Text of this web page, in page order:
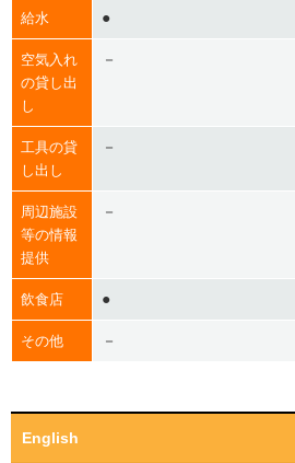
給水 ●
空気入れ
の貸し出
し
－
工具の貸
し出し
－
周辺施設
等の情報
提供
－
飲食店 ●
その他 －
English